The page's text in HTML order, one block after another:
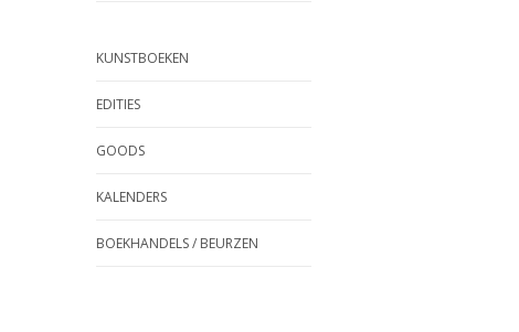
KUNSTBOEKEN
EDITIES
GOODS
KALENDERS
BOEKHANDELS / BEURZEN